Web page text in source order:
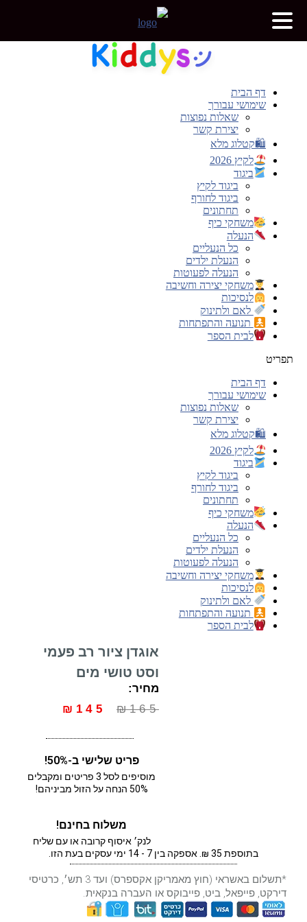
דף הבית
שימושי עבורך
שאלות נפוצות
יצירת קשר
🛍קטלוג מלא
לקיץ 2026
ביגוד
ביגוד לקיץ
ביגוד לחורף
תחתונים
משחקי כיף
הנעלה
כל הנעליים
הנעלת ילדים
הנעלה לפעוטות
משחקי יצירה וחשיבה
לנסיכות
לאם ולתינוק
תנועה והתפתחות
לבית הספר
תפריט
דף הבית
שימושי עבורך
שאלות נפוצות
יצירת קשר
🛍קטלוג מלא
לקיץ 2026
ביגוד
ביגוד לקיץ
ביגוד לחורף
תחתונים
משחקי כיף
הנעלה
כל הנעליים
הנעלת ילדים
הנעלה לפעוטות
משחקי יצירה וחשיבה
לנסיכות
לאם ולתינוק
תנועה והתפתחות
לבית הספר
אוגדן ציור רב פעמי
וסט טושי מים
מחיר:
₪165
₪ 145
פריט שלישי ב-50%!
מוסיפים לסל 3 פריטים ומקבלים
50% הנחה על הזול מביניהם!
משלוח בחינם!
לנק׳ איסוף קרובה או עם שליח
בתוספת 35 ₪. אספקה בין 7 - 14 ימי עסקים בעת הזו.
*תשלום באשראי (חוץ מאמריקן אקספרס) ועד 3 תש׳, כרטיסי
דירקט, פייפאל, ביט, פייבוקס או העברה בנקאית.